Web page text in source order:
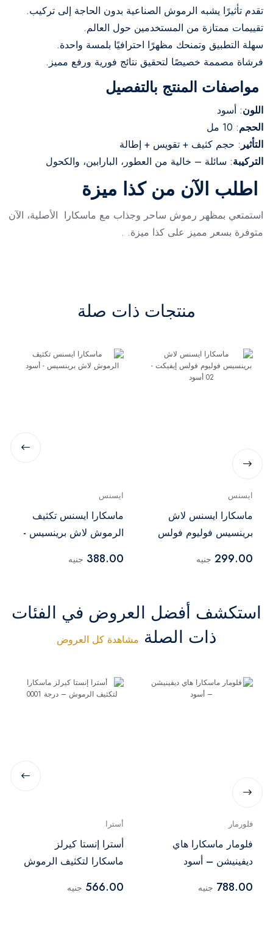
تقدم تأثيرًا يشبه الرموش الصناعية بدون الحاجة إلى تركيب.
تقييمات ممتازة من المستخدمين حول العالم.
سهلة التطبيق وتمنحك مظهرًا احترافيًا بلمسة واحدة.
فرشاة مصممة خصيصًا لتحقيق نتائج فورية ورفع مميز.
مواصفات المنتج بالتفصيل
اللون: أسود
الحجم: 10 مل
التأثير : حجم كثيف + تقويس + إطالة
التركيبة: سائلة – خالية من العطور، البارابين، والكحول
اطلب الآن من كذا ميزة
استمتعي بمظهر رموش ساحر وجذاب مع ماسكارا الأصلية، الآن
متوفرة بسعر مميز على كذا ميزة. .
منتجات ذات صلة
ايسنس
ماسكارا ايسنس لاش
برينسيس فوليوم فولس
299.00 جنيه
ايسنس
ماسكارا ايسنس تكثيف
الرموش لاش برينسيس -
388.00 جنيه
استكشف أفضل العروض في الفئات
ذات الصلة مشاهدة كل العروض
فلورمار
فلومار ماسكارا هاي
ديفينيشن – أسود
788.00 جنيه
أسترا
أسترا إنستا كيرلز
ماسكارا لتكثيف الرموش
566.00 جنيه